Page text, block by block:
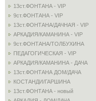
13ст.ФОНТАНА - VIP
9ст.ФОНТАНА - VIP
13ст.ФОНТАНА/ДАЧНАЯ - VIP
АРКАДИЯ/КАМАНИНА - VIP
9ст.ФОНТАНА/ТОЛБУХИНА
ПЕДАГОГИЧЕСКАЯ - VIP
АРКАДИЯ/КАМАНИНА - ДАЧА
13ст.ФОНТАНА ДОМ/ДАЧА
КОСТАНДИ/ГАРШИНА
13ст.ФОНТАНА - новый